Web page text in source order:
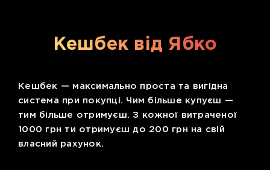
Кешбек від Ябко
Кешбек — максимально проста та вигідна
система при покупці. Чим більше купуєш —
тим більше отримуєш. З кожної витраченої
1000 грн ти отримуєш до 200 грн на свій
власний рахунок.